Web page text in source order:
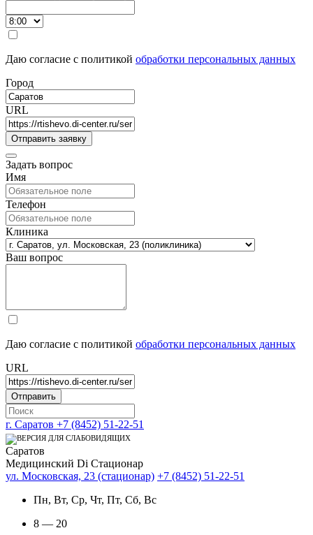
Даю согласие с политикой обработки персональных данных
Город
URL
Задать вопрос
Имя
Телефон
Клиника
Ваш вопрос
Даю согласие с политикой обработки персональных данных
URL
г. Саратов +7 (8452) 51-22-51
Саратов
Медицинский Di Стационар
ул. Московская, 23 (стационар) +7 (8452) 51-22-51
Пн, Вт, Ср, Чт, Пт, Сб, Вс
8 — 20